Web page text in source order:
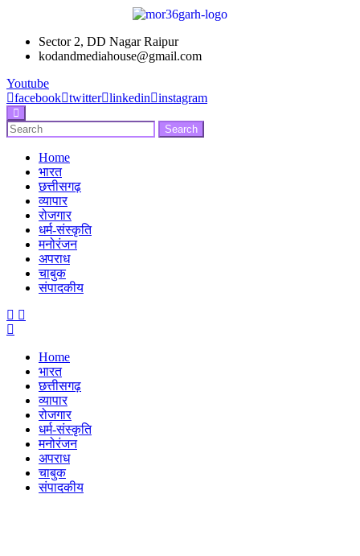
Sector 2, DD Nagar Raipur
kodandmediahouse@gmail.com
Youtube
facebook twitter linkedin instagram
Enter
Keyword
Search
for:
Search
Search
Home
भारत
छत्तीसगढ़
व्यापार
रोजगार
धर्म-संस्कृति
मनोरंजन
अपराध
चाबुक
संपादकीय
Home
भारत
छत्तीसगढ़
व्यापार
रोजगार
धर्म-संस्कृति
मनोरंजन
अपराध
चाबुक
संपादकीय